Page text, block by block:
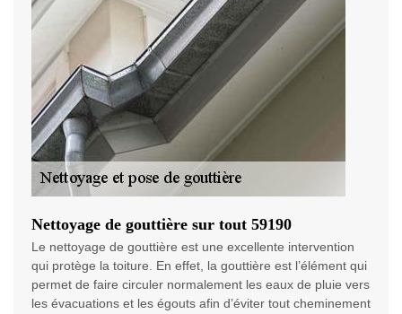
Nettoyage de gouttière sur tout 59190
Le nettoyage de gouttière est une excellente intervention
qui protège la toiture. En effet, la gouttière est l’élément qui
permet de faire circuler normalement les eaux de pluie vers
les évacuations et les égouts afin d’éviter tout cheminement